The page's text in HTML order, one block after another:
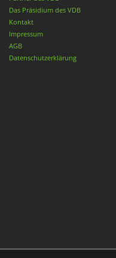
Das Präsidium des VDB
Kontakt
Impressum
AGB
Datenschutzerklärung